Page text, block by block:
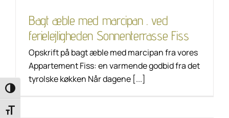
Toggle High Contrast
Toggle Font size
Bagt æble med marcipan . ved
ferielejligheden Sonnenterrasse Fiss
Opskrift på bagt æble med marcipan fra vores
Appartement Fiss: en varmende godbid fra det
tyrolske køkken Når dagene [...]